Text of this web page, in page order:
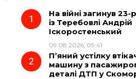
e
o
e
r
На війні загинув
із Теребовлі Андрій
Іскоростенський
09.08.2026, 09:41
П’яний устілку
машину з
деталі ДТП у